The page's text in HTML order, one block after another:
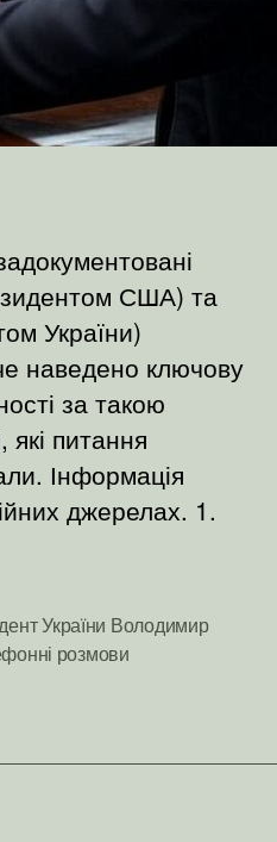
США) та
України)
наведено ключову
за такою
питання
Інформація
джерелах. 1.
України Володимир
розмови